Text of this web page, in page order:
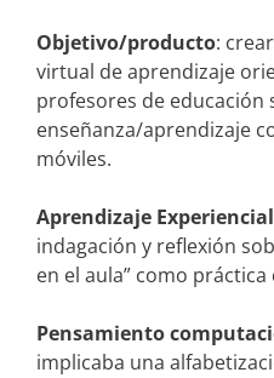
Objetivo/producto:
virtual de aprendizaje
profesores de educación
enseñanza/aprendizaje
móviles.
Aprendizaje Experiencial
indagación y reflexión
en el aula” como
Pensamiento
implicaba una